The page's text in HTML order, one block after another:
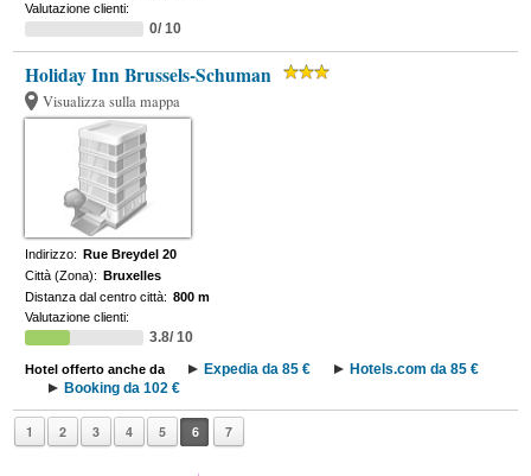
Valutazione clienti:
0/ 10
Holiday Inn Brussels-Schuman
Visualizza sulla mappa
Indirizzo: Rue Breydel 20
Città (Zona): Bruxelles
Distanza dal centro città: 800 m
Valutazione clienti:
3.8/ 10
Hotel offerto anche da Expedia da 85 €
Hotels.com da 85 €
Booking da 102 €
1 2 3 4 5 6 7